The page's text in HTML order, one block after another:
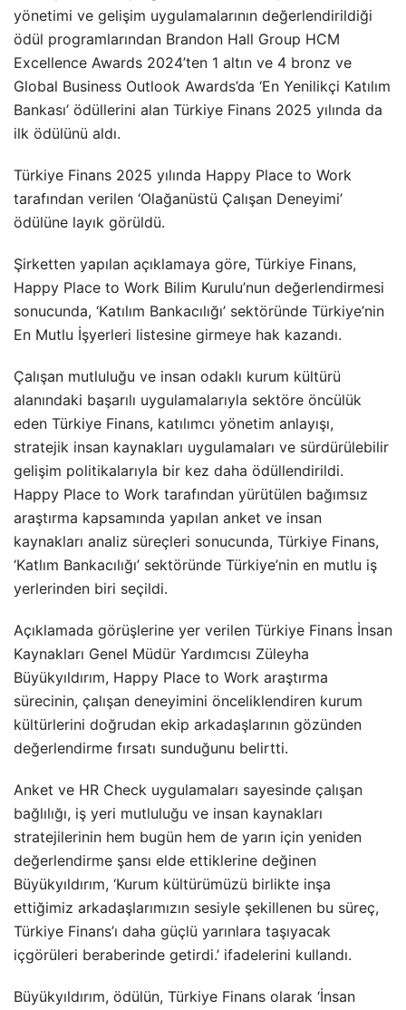
yönetimi ve gelişim uygulamalarının değerlendirildiği
ödül programlarından Brandon Hall Group HCM
Excellence Awards 2024’ten 1 altın ve 4 bronz ve
Global Business Outlook Awards’da ‘En Yenilikçi Katılım
Bankası’ ödüllerini alan Türkiye Finans 2025 yılında da
ilk ödülünü aldı.
Türkiye Finans 2025 yılında Happy Place to Work
tarafından verilen ‘Olağanüstü Çalışan Deneyimi’
ödülüne layık görüldü.
Şirketten yapılan açıklamaya göre, Türkiye Finans,
Happy Place to Work Bilim Kurulu’nun değerlendirmesi
sonucunda, ‘Katılım Bankacılığı’ sektöründe Türkiye’nin
En Mutlu İşyerleri listesine girmeye hak kazandı.
Çalışan mutluluğu ve insan odaklı kurum kültürü
alanındaki başarılı uygulamalarıyla sektöre öncülük
eden Türkiye Finans, katılımcı yönetim anlayışı,
stratejik insan kaynakları uygulamaları ve sürdürülebilir
gelişim politikalarıyla bir kez daha ödüllendirildi.
Happy Place to Work tarafından yürütülen bağımsız
araştırma kapsamında yapılan anket ve insan
kaynakları analiz süreçleri sonucunda, Türkiye Finans,
‘Katlım Bankacılığı’ sektöründe Türkiye’nin en mutlu iş
yerlerinden biri seçildi.
Açıklamada görüşlerine yer verilen Türkiye Finans İnsan
Kaynakları Genel Müdür Yardımcısı Züleyha
Büyükyıldırım, Happy Place to Work araştırma
sürecinin, çalışan deneyimini önceliklendiren kurum
kültürlerini doğrudan ekip arkadaşlarının gözünden
değerlendirme fırsatı sunduğunu belirtti.
Anket ve HR Check uygulamaları sayesinde çalışan
bağlılığı, iş yeri mutluluğu ve insan kaynakları
stratejilerinin hem bugün hem de yarın için yeniden
değerlendirme şansı elde ettiklerine değinen
Büyükyıldırım, ‘Kurum kültürümüzü birlikte inşa
ettiğimiz arkadaşlarımızın sesiyle şekillenen bu süreç,
Türkiye Finans’ı daha güçlü yarınlara taşıyacak
içgörüleri beraberinde getirdi.’ ifadelerini kullandı.
Büyükyıldırım, ödülün, Türkiye Finans olarak ‘İnsan